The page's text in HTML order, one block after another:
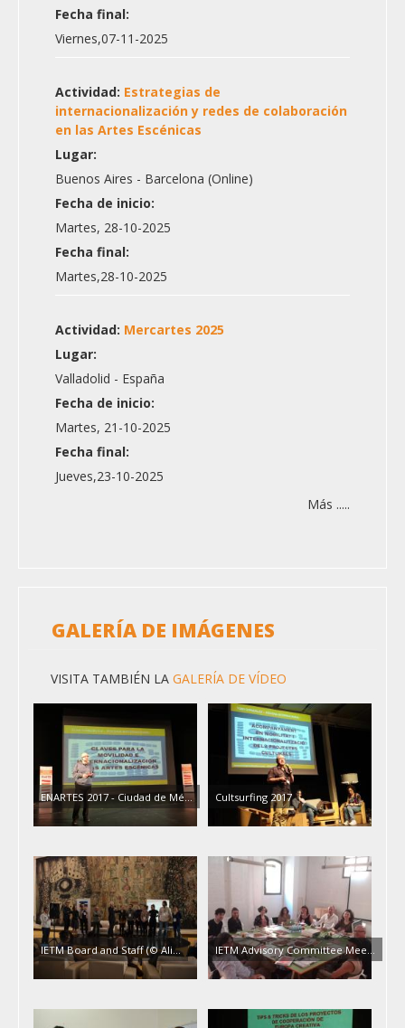
Fecha final:
Viernes,07-11-2025
Actividad: Estrategias de
internacionalización y redes de colaboración
en las Artes Escénicas
Lugar:
Buenos Aires - Barcelona (Online)
Fecha de inicio:
Martes, 28-10-2025
Fecha final:
Martes,28-10-2025
Actividad: Mercartes 2025
Lugar:
Valladolid - España
Fecha de inicio:
Martes, 21-10-2025
Fecha final:
Jueves,23-10-2025
Más .....
GALERÍA DE IMÁGENES
VISITA TAMBIÉN LA GALERÍA DE VÍDEO
ENARTES 2017 - Ciudad de Mé... Cultsurfing 2017
IETM Board and Staff (© Ali... IETM Advisory Committee Mee...